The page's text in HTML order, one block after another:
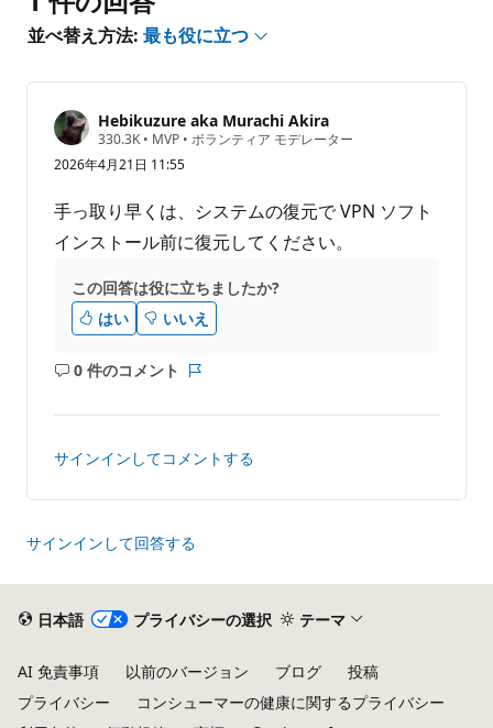
せ
ん
並べ替え方法: 最も役に立つ
Hebikuzure aka Murachi Akira
330.3K 評
価
の
イ
ン
ト
• MVP • ボランティア モデレーター
2026年4月21日 11:55
手っ取り早くは、システムの復元で VPN ソフト
インストール前に復元してください。
この回答は役に立ちましたか?
はい
いいえ
0 件のコメント
コ
ト
あ
ま
ん
ト
サインインしてコメントする
サインインして回答する
日本語 プライバシーの選択 テーマ
AI 免責事項 以前のバージョン ブログ
投稿
プライバシー
コンシューマーの健康に関するプライバシー